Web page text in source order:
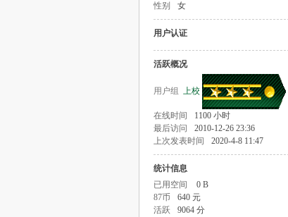
性别 女
用户认证
活跃概况
用户组 上校
在线时间 1100 小时
最后访问
2010-12-26 23:36
上次发表时间
2020-4-8 11:47
统计信息
已用空间
0 B
87币
640 元
活跃
9064 分